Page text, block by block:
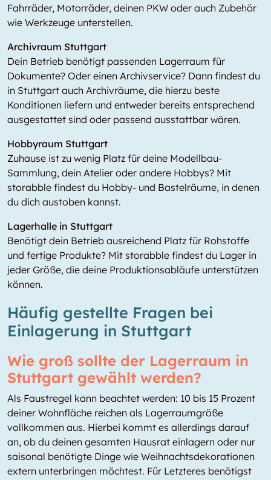
Fahrräder, Motorräder, deinen PKW oder auch Zubehör
wie Werkzeuge unterstellen.
Archivraum Stuttgart
Dein Betrieb benötigt passenden Lagerraum für
Dokumente? Oder einen Archivservice? Dann findest du
in Stuttgart auch Archivräume, die hierzu beste
Konditionen liefern und entweder bereits entsprechend
ausgestattet sind oder passend ausstattbar wären.
Hobbyraum Stuttgart
Zuhause ist zu wenig Platz für deine Modellbau-
Sammlung, dein Atelier oder andere Hobbys? Mit
storabble findest du Hobby- und Bastelräume, in denen
du dich austoben kannst.
Lagerhalle in Stuttgart
Benötigt dein Betrieb ausreichend Platz für Rohstoffe
und fertige Produkte? Mit storabble findest du Lager in
jeder Größe, die deine Produktionsabläufe unterstützen
können.
Häufig gestellte Fragen bei
Einlagerung in Stuttgart
Wie groß sollte der Lagerraum in
Stuttgart gewählt werden?
Als Faustregel kann beachtet werden: 10 bis 15 Prozent
deiner Wohnfläche reichen als Lagerraumgröße
vollkommen aus. Hierbei kommt es allerdings darauf
an, ob du deinen gesamten Hausrat einlagern oder nur
saisonal benötigte Dinge wie Weihnachtsdekorationen
extern unterbringen möchtest. Für Letzteres benötigst